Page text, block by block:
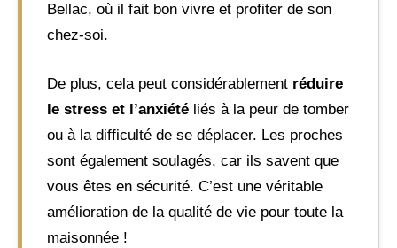
Bellac, où il fait bon vivre et profiter de son
chez-soi.
De plus, cela peut considérablement réduire
le stress et l’anxiété liés à la peur de tomber
ou à la difficulté de se déplacer. Les proches
sont également soulagés, car ils savent que
vous êtes en sécurité. C’est une véritable
amélioration de la qualité de vie pour toute la
maisonnée !